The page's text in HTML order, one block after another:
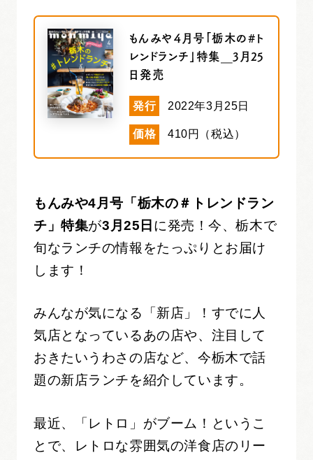
もんみや４月号「栃木の#ト
レンドランチ」特集＿3月25
日発売
発行 2022年3月25日
価格 410円（税込）
もんみや4月号「栃木の＃トレンドラン
チ」特集が3月25日 に発売！今、栃木で
旬なランチの情報をたっぷりとお届け
します！
みんなが気になる「新店」！すでに人
気店となっているあの店や、注目して
おきたいうわさの店など、今栃木で話
題の新店ランチを紹介しています。
最近、「レトロ」がブーム！というこ
とで、レトロな雰囲気の洋食店のリー